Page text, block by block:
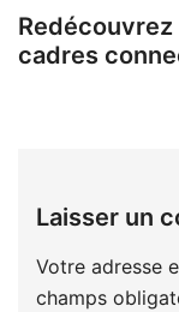
cadres
Laisser un
Votre adresse
champs